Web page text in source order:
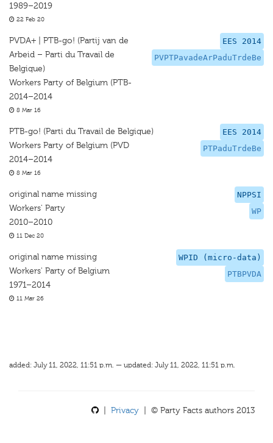
1989–2019
22 Feb 20
EES 2014
PVPTPavadeArPaduTrdeBe
PVDA+ | PTB-go! (Partij van de
Arbeid – Parti du Travail de
Belgique)
Workers Party of Belgium (PTB-
2014–2014
8 Mar 16
EES 2014
PTPaduTrdeBe
PTB-go! (Parti du Travail de Belgique)
Workers Party of Belgium (PVD
2014–2014
8 Mar 16
NPPSI
WP
original name missing
Workers' Party
2010–2010
11 Dec 20
WPID (micro-data)
PTBPVDA
original name missing
Workers' Party of Belgium
1971–2014
11 Mar 26
added: July 11, 2022, 11:51 p.m. — updated: July 11, 2022, 11:51 p.m.
Privacy | © Party Facts authors 2013